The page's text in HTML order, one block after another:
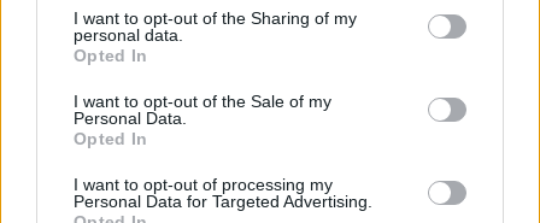
I want to opt-out of the Sharing of my
personal data.
Opted In
I want to opt-out of the Sale of my
Personal Data.
Opted In
I want to opt-out of processing my
Personal Data for Targeted Advertising.
δικαίωμα του τουρκικού έθνους στην Αγία Σοφία
δεν είναι μικρότερο από αυτό των πρώτων
κατασκευαστών αυτού του έργου πριν από
περίπου 1.500 χρόνια. Αντιθέτως, το δικαίωμα
του έθνους μας στην Αγία Σοφία, που θεωρείται